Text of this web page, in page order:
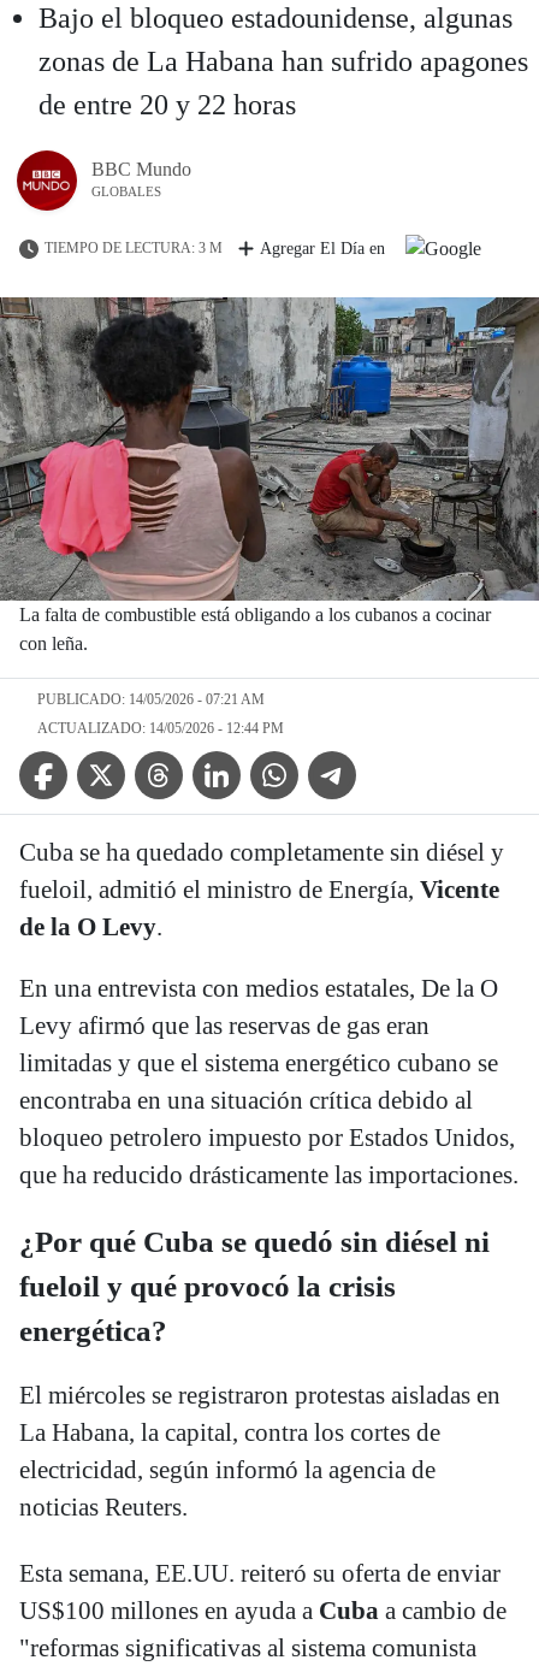
Bajo el bloqueo estadounidense, algunas
zonas de La Habana han sufrido apagones
de entre 20 y 22 horas
BBC Mundo
GLOBALES
TIEMPO DE LECTURA: 3 M Agregar El Día en
La falta de combustible está obligando a los cubanos a cocinar
con leña.
PUBLICADO: 14/05/2026 - 07:21 AM
ACTUALIZADO: 14/05/2026 - 12:44 PM
Facebook IconTwitter IconThreads IconLinkedin IconWhatsApp IconTelegram Icon
Cuba se ha quedado completamente sin diésel y
fueloil, admitió el ministro de Energía, Vicente
de la O Levy.
En una entrevista con medios estatales, De la O
Levy afirmó que las reservas de gas eran
limitadas y que el sistema energético cubano se
encontraba en una situación crítica debido al
bloqueo petrolero impuesto por Estados Unidos,
que ha reducido drásticamente las importaciones.
¿Por qué Cuba se quedó sin diésel ni
fueloil y qué provocó la crisis
energética?
El miércoles se registraron protestas aisladas en
La Habana, la capital, contra los cortes de
electricidad, según informó la agencia de
noticias Reuters.
Esta semana, EE.UU. reiteró su oferta de enviar
US$100 millones en ayuda a Cuba a cambio de
"reformas significativas al sistema comunista